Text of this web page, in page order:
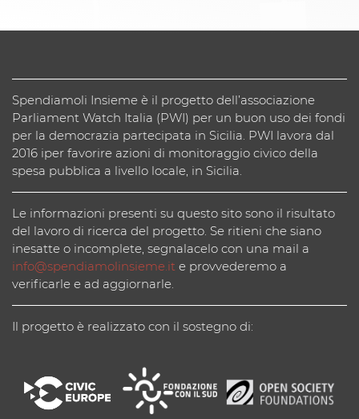
Spendiamoli Insieme è il progetto dell’associazione
Parliament Watch Italia (PWI) per un buon uso dei fondi
per la democrazia partecipata in Sicilia. PWI lavora dal
2016 iper favorire azioni di monitoraggio civico della
spesa pubblica a livello locale, in Sicilia.
Le informazioni presenti su questo sito sono il risultato
del lavoro di ricerca del progetto. Se ritieni che siano
inesatte o incomplete, segnalacelo con una mail a
info@spendiamolinsieme.it e provvederemo a
verificarle e ad aggiornarle.
Il progetto è realizzato con il sostegno di: